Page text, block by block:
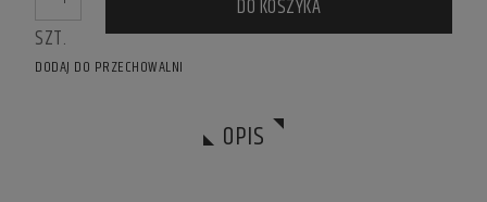
SZT.
DO KOSZYKA
DODAJ DO PRZECHOWALNI
OPIS